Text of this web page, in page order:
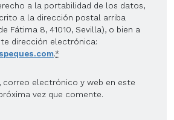
a la portabilidad de los datos,
a la dirección postal arriba
Fátima 8, 41010, Sevilla), o bien a
dirección electrónica:
.*
correo electrónico y web en este
vez que comente.